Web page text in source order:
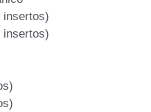
insertos)
insertos)